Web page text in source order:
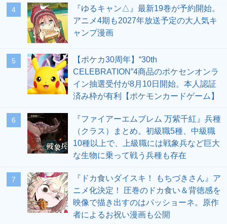
4
『ゆるキャン△』最新19巻が予約開始。
アニメ4期も2027年放送予定の大人気キ
ャンプ漫画
5
【ポケカ30周年】“30th
CELEBRATION”4商品のポケセンオンラ
イン抽選受付が8月10日開始。本人認証
済み枠が有利【ポケモンカードゲーム】
6
『ファイアーエムブレム 万紫千紅』兵種
（クラス）まとめ。初級職5種、中級職
10種以上で、上級職には戦象兵など巨大
な生物に乗って戦う兵種も存在
7
『ドカ食いダイスキ！ もちづきさん』ア
ニメ化決定！ 圧巻のドカ食い＆背徳感を
映像で描き出すのはパッショーネ。原作
者によるお祝い漫画も公開